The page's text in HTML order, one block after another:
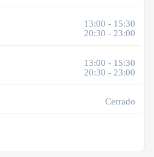
13:00 - 15:30
20:30 - 23:00
13:00 - 15:30
20:30 - 23:00
Cerrado